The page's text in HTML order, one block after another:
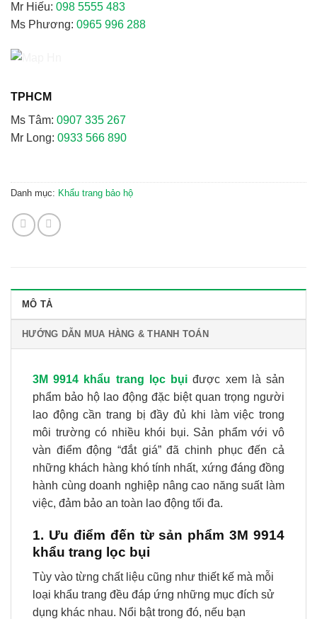
Mr Hiếu: 098 5555 483
Ms Phương: 0965 996 288
TPHCM
Ms Tâm: 0907 335 267
Mr Long: 0933 566 890
Danh mục: Khẩu trang bảo hộ
MÔ TẢ
HƯỚNG DẪN MUA HÀNG & THANH TOÁN
3M 9914 khẩu trang lọc bụi được xem là sản
phẩm bảo hộ lao động đặc biệt quan trọng người
lao động cần trang bị đầy đủ khi làm việc trong
môi trường có nhiều khói bụi. Sản phẩm với vô
vàn điểm động “đắt giá” đã chinh phục đến cả
những khách hàng khó tính nhất, xứng đáng đồng
hành cùng doanh nghiệp nâng cao năng suất làm
việc, đảm bảo an toàn lao động tối đa.
1. Ưu điểm đến từ sản phẩm 3M 9914
khẩu trang lọc bụi
Tùy vào từng chất liệu cũng như thiết kế mà mỗi
loại khẩu trang đều đáp ứng những mục đích sử
dụng khác nhau. Nổi bật trong đó, nếu bạn